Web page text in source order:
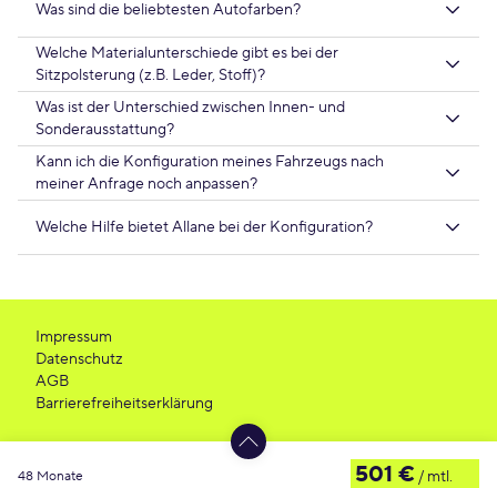
Was sind die beliebtesten Autofarben?
Welche Materialunterschiede gibt es bei der
Sitzpolsterung (z.B. Leder, Stoff)?
Was ist der Unterschied zwischen Innen- und
Sonderausstattung?
Kann ich die Konfiguration meines Fahrzeugs nach
meiner Anfrage noch anpassen?
Welche Hilfe bietet Allane bei der Konfiguration?
48 Monate
501 € / mtl.
Impressum
Datenschutz
AGB
Barrierefreiheitserklärung